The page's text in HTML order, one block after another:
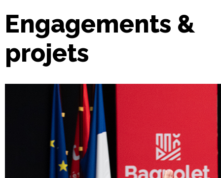
Engagements &
projets